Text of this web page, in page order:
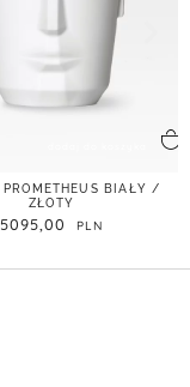
PROMETHEUS BIAŁY /
ZŁOTY
5095,00